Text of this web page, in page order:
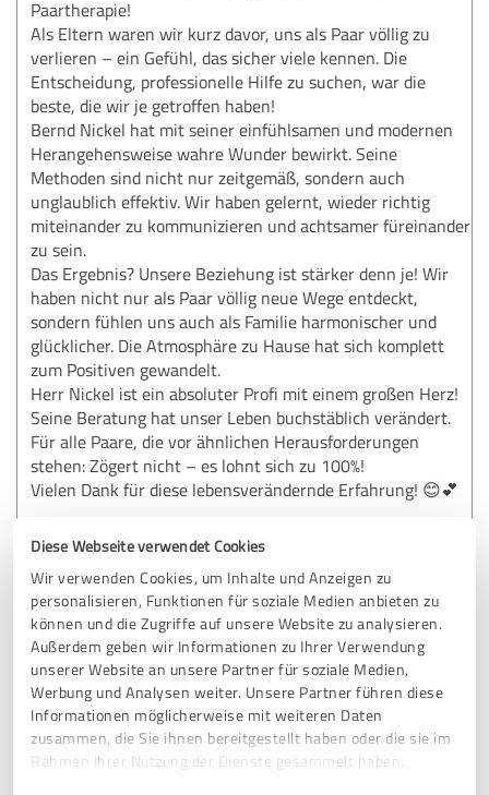
Diese Webseite verwendet Cookies
Wir verwenden Cookies, um Inhalte und Anzeigen zu
personalisieren, Funktionen für soziale Medien anbieten zu
können und die Zugriffe auf unsere Website zu analysieren.
Außerdem geben wir Informationen zu Ihrer Verwendung
unserer Website an unsere Partner für soziale Medien,
Werbung und Analysen weiter. Unsere Partner führen diese
Informationen möglicherweise mit weiteren Daten
zusammen, die Sie ihnen bereitgestellt haben oder die sie im
Rahmen Ihrer Nutzung der Dienste gesammelt haben.
Paartherapie!
Als Eltern waren wir kurz davor, uns als Paar völlig zu
verlieren – ein Gefühl, das sicher viele kennen. Die
Entscheidung, professionelle Hilfe zu suchen, war die
beste, die wir je getroffen haben!
Bernd Nickel hat mit seiner einfühlsamen und modernen
Herangehensweise wahre Wunder bewirkt. Seine
Methoden sind nicht nur zeitgemäß, sondern auch
unglaublich effektiv. Wir haben gelernt, wieder richtig
miteinander zu kommunizieren und achtsamer füreinander
zu sein.
Das Ergebnis? Unsere Beziehung ist stärker denn je! Wir
haben nicht nur als Paar völlig neue Wege entdeckt,
sondern fühlen uns auch als Familie harmonischer und
glücklicher. Die Atmosphäre zu Hause hat sich komplett
zum Positiven gewandelt.
Herr Nickel ist ein absoluter Profi mit einem großen Herz!
Seine Beratung hat unser Leben buchstäblich verändert.
Für alle Paare, die vor ähnlichen Herausforderungen
stehen: Zögert nicht – es lohnt sich zu 100%!
Vielen Dank für diese lebensverändernde Erfahrung! 😊💕
Moderne Paartherapie Bernd und Doris
Nickel
06.07.2025 Anonym
4,80 von 5